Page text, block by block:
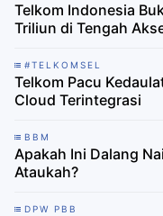
Telkom Indonesia
Triliun di Tengah
#TELKOMSEL
Telkom Pacu
Cloud Terintegrasi
BBM
Apakah Ini Dalang
Ataukah?
DPW PBB